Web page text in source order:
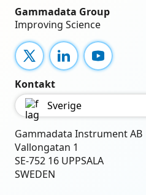
Gammadata Group
Improving Science
X LinkedInYouTube
Kontakt
Sverige
Gammadata Instrument AB
Vallongatan 1
SE-752 16 UPPSALA
SWEDEN